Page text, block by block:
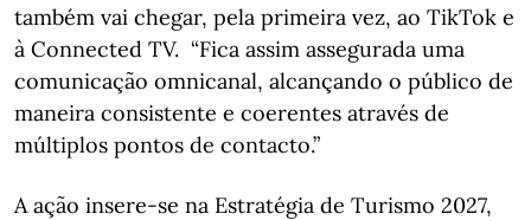
também vai chegar, pela primeira vez, ao TikTok e
à Connected TV. “Fica assim assegurada uma
comunicação omnicanal, alcançando o público de
maneira consistente e coerentes através de
múltiplos pontos de contacto.”
A ação insere-se na Estratégia de Turismo 2027,